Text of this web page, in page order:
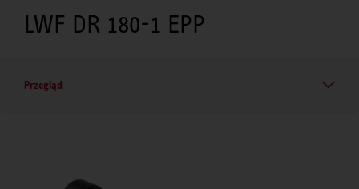
LWF DR 180-1 EPP
Przegląd